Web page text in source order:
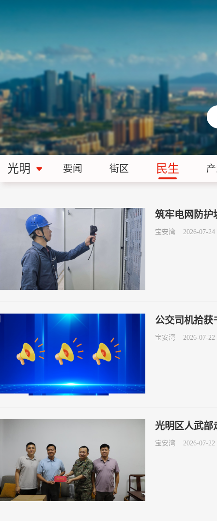
光明 要闻 街区 民生
筑牢电网防护
宝安湾 2026-07-24
公交司机拾获
宝安湾 2026-07-22
光明区人武部
宝安湾 2026-07-22